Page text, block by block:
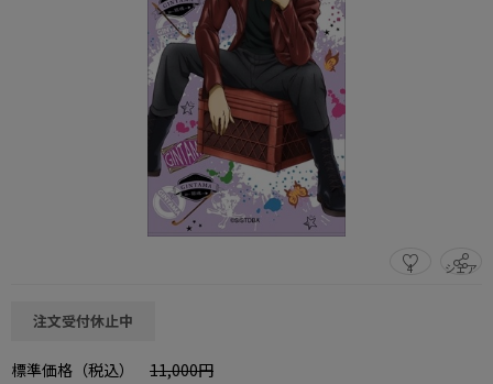
4 シェア
この商品をシェアする
注文受付休止中
標準価格（税込）
11,000円